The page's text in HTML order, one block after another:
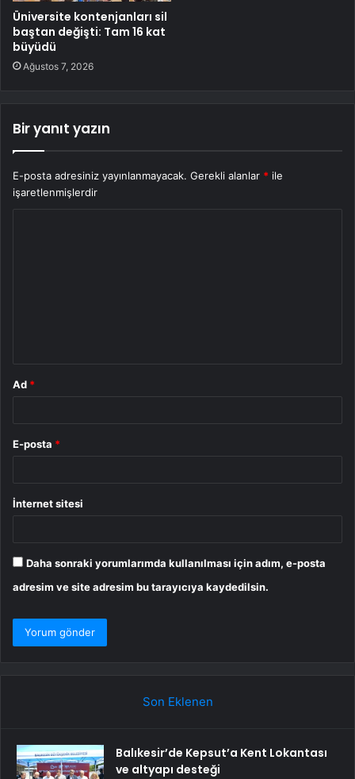
Üniversite kontenjanları sil
baştan değişti: Tam 16 kat
büyüdü
Ağustos 7, 2026
Bir yanıt yazın
E-posta adresiniz yayınlanmayacak. Gerekli alanlar * ile
işaretlenmişlerdir
Ad *
E-posta *
İnternet sitesi
Daha sonraki yorumlarımda kullanılması için adım, e-posta
adresim ve site adresim bu tarayıcıya kaydedilsin.
Son Eklenen
Balıkesir’de Kepsut’a Kent Lokantası
ve altyapı desteği